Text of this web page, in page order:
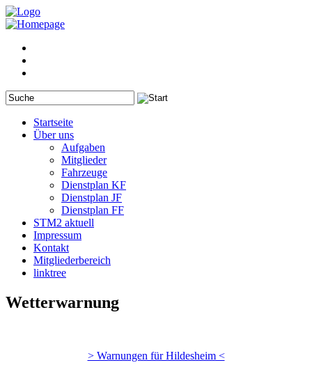
Startseite
Über uns
Aufgaben
Mitglieder
Fahrzeuge
Dienstplan KF
Dienstplan JF
Dienstplan FF
STM2 aktuell
Impressum
Kontakt
Mitgliederbereich
linktree
Wetterwarnung
> Warnungen für Hildesheim <